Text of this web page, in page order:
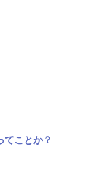
てことか？